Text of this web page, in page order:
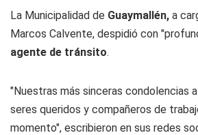
La Municipalidad de Guaymallén, a
Marcos Calvente, despidió con
agente de tránsito.
"Nuestras más sinceras condolencias
seres queridos y compañeros de
momento", escribieron en sus redes